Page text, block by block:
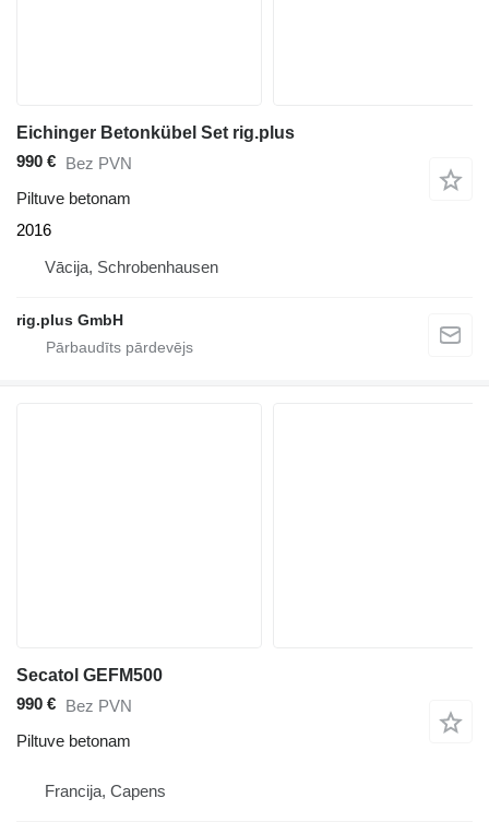
Eichinger Betonkübel Set rig.plus
990 € Bez PVN
Piltuve betonam
2016
Vācija, Schrobenhausen
rig.plus GmbH
Secatol GEFM500
990 € Bez PVN
Piltuve betonam
Francija, Capens